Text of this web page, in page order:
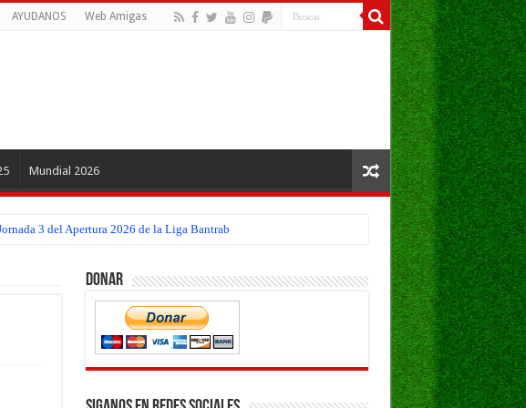
AYUDANOS Web Amigas
Mundial 2026
3 del Apertura 2026 de la Liga Bantrab
Donar